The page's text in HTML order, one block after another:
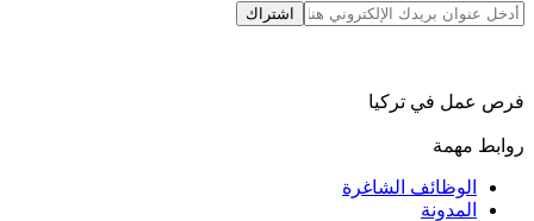
اشتراك
فرص عمل في تركيا
روابط مهمة
الوظائف الشاغرة
المدونة